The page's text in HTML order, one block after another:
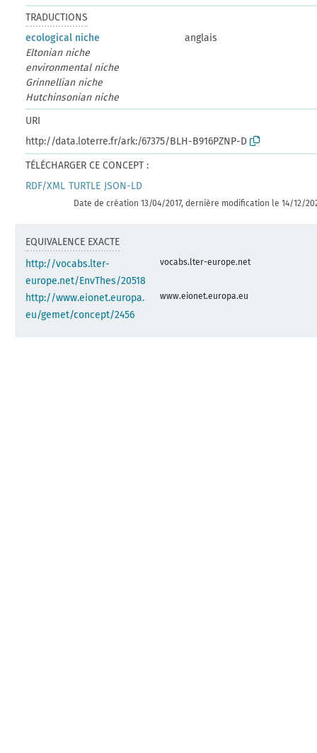
TRADUCTIONS
ecological niche
anglais
Eltonian niche
environmental niche
Grinnellian niche
Hutchinsonian niche
URI
http://data.loterre.fr/ark:/67375/BLH-B916PZNP-D
TÉLÉCHARGER CE CONCEPT :
RDF/XML TURTLE JSON-LD
Date de création 13/04/2017, dernière modification le 14/12/
EQUIVALENCE EXACTE
http://vocabs.lter-
europe.net/EnvThes/20518
vocabs.lter-europe.net
http://www.eionet.europa.
eu/gemet/concept/2456
www.eionet.europa.eu